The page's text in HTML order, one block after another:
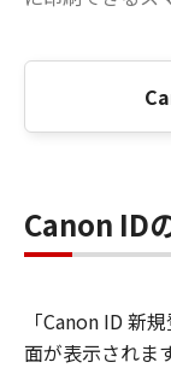
Canon ID
「Canon ID 新
面が表示されます